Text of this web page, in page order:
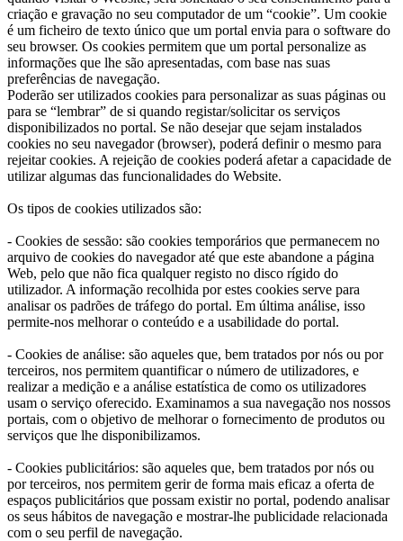
criação e gravação no seu computador de um “cookie”. Um cookie
é um ficheiro de texto único que um portal envia para o software do
seu browser. Os cookies permitem que um portal personalize as
informações que lhe são apresentadas, com base nas suas
preferências de navegação.
Poderão ser utilizados cookies para personalizar as suas páginas ou
para se “lembrar” de si quando registar/solicitar os serviços
disponibilizados no portal. Se não desejar que sejam instalados
cookies no seu navegador (browser), poderá definir o mesmo para
rejeitar cookies. A rejeição de cookies poderá afetar a capacidade de
utilizar algumas das funcionalidades do Website.
Os tipos de cookies utilizados são:
- Cookies de sessão: são cookies temporários que permanecem no
arquivo de cookies do navegador até que este abandone a página
Web, pelo que não fica qualquer registo no disco rígido do
utilizador. A informação recolhida por estes cookies serve para
analisar os padrões de tráfego do portal. Em última análise, isso
permite-nos melhorar o conteúdo e a usabilidade do portal.
- Cookies de análise: são aqueles que, bem tratados por nós ou por
terceiros, nos permitem quantificar o número de utilizadores, e
realizar a medição e a análise estatística de como os utilizadores
usam o serviço oferecido. Examinamos a sua navegação nos nossos
portais, com o objetivo de melhorar o fornecimento de produtos ou
serviços que lhe disponibilizamos.
- Cookies publicitários: são aqueles que, bem tratados por nós ou
por terceiros, nos permitem gerir de forma mais eficaz a oferta de
espaços publicitários que possam existir no portal, podendo analisar
os seus hábitos de navegação e mostrar-lhe publicidade relacionada
com o seu perfil de navegação.